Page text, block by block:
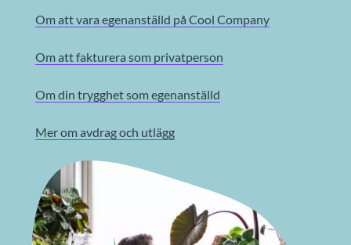
Om att vara egenanställd på Cool Company
Om att fakturera som privatperson
Om din trygghet som egenanställd
Mer om avdrag och utlägg